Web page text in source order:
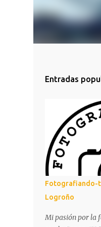
Entradas
Fotografiando-t
Logroño
Mi pasión por la